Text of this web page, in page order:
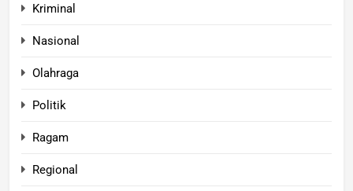
Kriminal
Nasional
Olahraga
Politik
Ragam
Regional